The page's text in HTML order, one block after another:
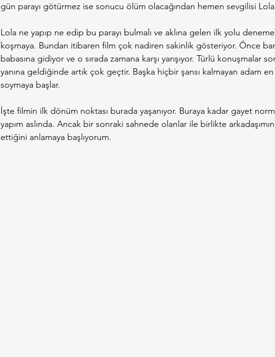
gün parayı götürmez ise sonucu ölüm olacağından hemen sevgilisi
Lola ne yapıp ne edip bu parayı bulmalı ve aklına gelen ilk yolu
koşmaya. Bundan itibaren film çok nadiren sakinlik gösteriyor. Önce
babasına gidiyor ve o sırada zamana karşı yarışıyor. Türlü konuşmalar
yanına geldiğinde artık çok geçtir. Başka hiçbir şansı kalmayan adam en
soymaya başlar.
İşte filmin ilk dönüm noktası burada yaşanıyor. Buraya kadar gayet
yapım aslında. Ancak bir sonraki sahnede olanlar ile birlikte
ettiğini anlamaya başlıyorum.